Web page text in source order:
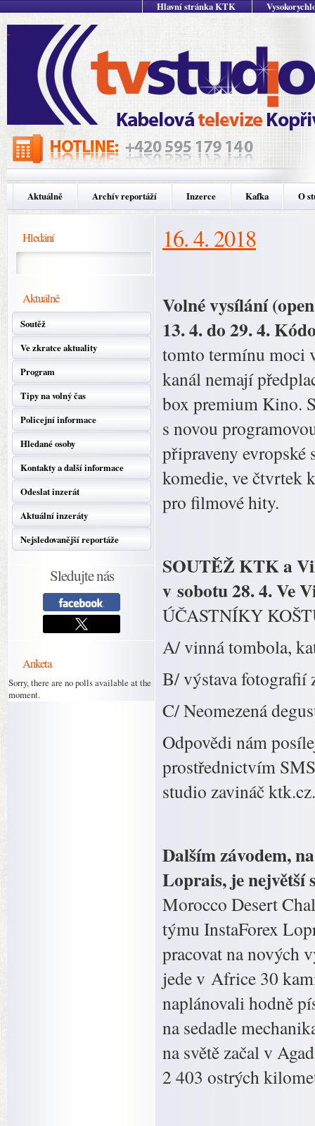
Hlavní stránka KTK
Aktuálně Archív reportáží Inzerce Kafka O
Hledání
Aktuálně
Soutěž
Ve zkratce aktuality
Program
Tipy na volný čas
Policejní informace
Hledané osoby
Kontakty a další informace
Odeslat inzerát
Aktuální inzeráty
Nejsledovanější reportáže
Sledujte nás
Anketa
Sorry, there are no polls available at the
moment.
16. 4. 2018
Volné vysílání
13. 4. do 29. 4.
tomto termínu moci
kanál nemají
box premium Kino.
s novou
připraveny evropské
komedie, ve čtvrtek
pro filmové hity.
SOUTĚŽ KTK a
v sobotu 28. 4. Ve
ÚČASTNÍKY
A/ vinná tombola,
B/ výstava fotografií
C/ Neomezená
Odpovědi nám
prostřednictvím
studio zavináč
Dalším závodem,
Loprais, je největší
Morocco Desert
týmu InstaForex
pracovat na nových
jede v Africe 30
naplánovali hodně
na sedadle
na světě začal v
2 403 ostrých